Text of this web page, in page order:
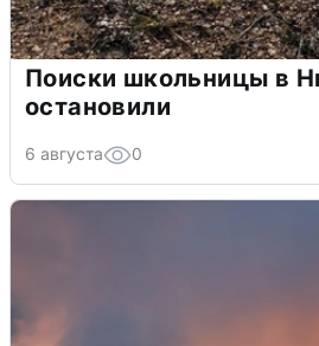
Поиски школьницы в
остановили
6 августа 0